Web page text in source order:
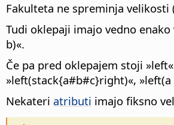
Fakulteta ne spreminja
Tudi oklepaji imajo vedno
b)«.
Če pa pred oklepajem stoji
»left(stack{a#b#c}right)«,
Nekateri atributi imajo fiksno